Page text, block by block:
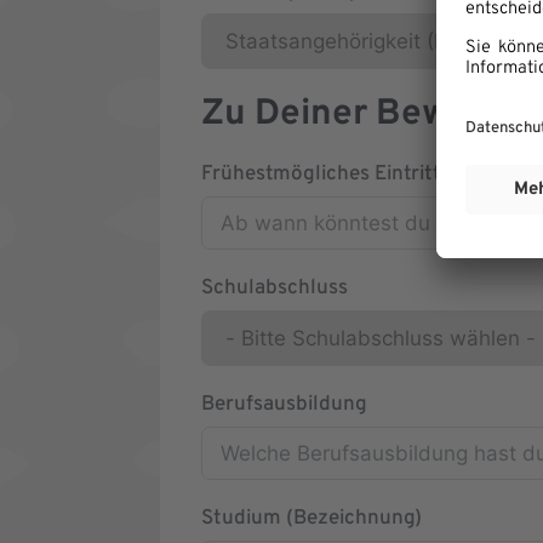
Zu Deiner
Frühestmögliches Eintrittsdatum
Schulabschluss
Berufsausbildung
Studium (Bezeichnung)